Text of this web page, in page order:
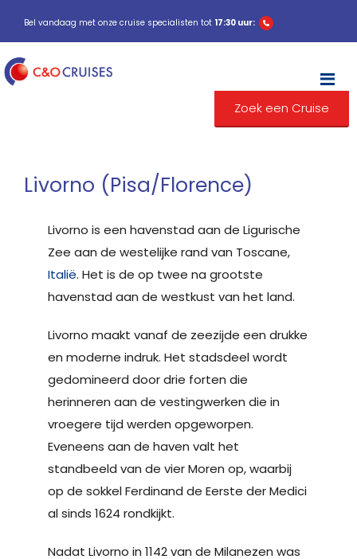
Bel vandaag met onze cruise specialisten tot 17:30 uur:
Zoek een Cruise
Livorno (Pisa/Florence)
Livorno is een havenstad aan de Ligurische
Zee aan de westelijke rand van Toscane,
Italië. Het is de op twee na grootste
havenstad aan de westkust van het land.
Livorno maakt vanaf de zeezijde een drukke
en moderne indruk. Het stadsdeel wordt
gedomineerd door drie forten die
herinneren aan de vestingwerken die in
vroegere tijd werden opgeworpen.
Eveneens aan de haven valt het
standbeeld van de vier Moren op, waarbij
op de sokkel Ferdinand de Eerste der Medici
al sinds 1624 rondkijkt.
Nadat Livorno in 1142 van de Milanezen was